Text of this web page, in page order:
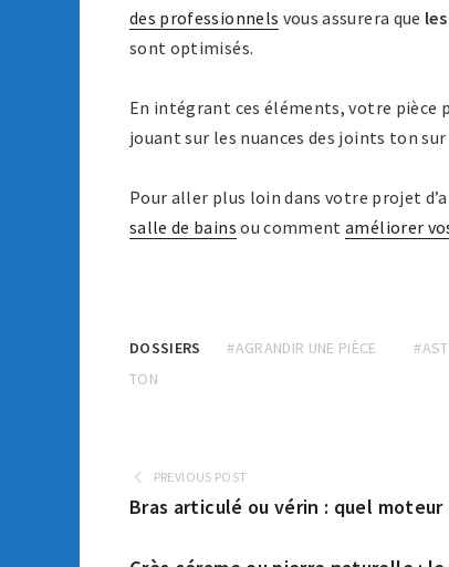
des professionnels vous assurera que
sont optimisés.
En intégrant ces éléments, votre pièce
jouant sur les nuances des joints ton
Pour aller plus loin dans votre projet
salle de bains ou commentaméliorer
DOSSIERS #AGRANDIR UNE PIÈCE
TON
PREVIOUS POST
Bras articulé ou vérin : quel